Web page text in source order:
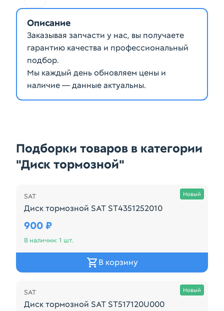
Описание
Заказывая запчасти у нас, вы получаете
гарантию качества и профессиональный
подбор.
Мы каждый день обновляем цены и
наличие — данные актуальны.
Подборки товаров в категории
"Диск тормозной"
Новый
SAT
Диск тормозной SAT ST4351252010
Диск тормозной SAT ST4351252010
900 ₽
В наличии: 1 шт.
В корзину
Новый
Осталась 2 шт.
SAT
Диск тормозной SAT ST517120U000